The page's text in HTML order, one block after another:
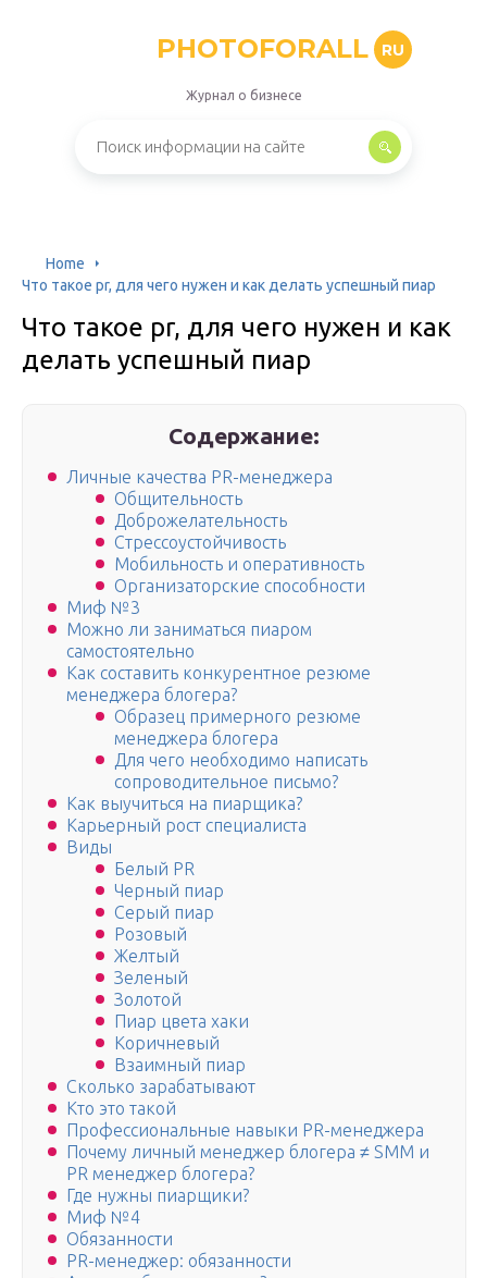
PHOTOFORALL RU
Журнал о бизнесе
Home
Что такое pr, для чего нужен и как делать успешный пиар
Что такое pr, для чего нужен и как
делать успешный пиар
Содержание:
Личные качества PR-менеджера
Общительность
Доброжелательность
Стрессоустойчивость
Мобильность и оперативность
Организаторские способности
Миф №3
Можно ли заниматься пиаром
самостоятельно
Как составить конкурентное резюме
менеджера блогера?
Образец примерного резюме
менеджера блогера
Для чего необходимо написать
сопроводительное письмо?
Как выучиться на пиарщика?
Карьерный рост специалиста
Виды
Белый PR
Черный пиар
Серый пиар
Розовый
Желтый
Зеленый
Золотой
Пиар цвета хаки
Коричневый
Взаимный пиар
Сколько зарабатывают
Кто это такой
Профессиональные навыки PR-менеджера
Почему личный менеджер блогера ≠ SMM и
PR менеджер блогера?
Где нужны пиарщики?
Миф №4
Обязанности
PR-менеджер: обязанности